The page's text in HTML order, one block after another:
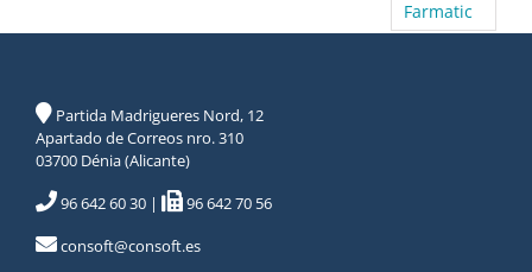
Farmatic
Partida Madrigueres Nord, 12
Apartado de Correos nro. 310
03700 Dénia (Alicante)
96 642 60 30 |
96 642 70 56
consoft@consoft.es